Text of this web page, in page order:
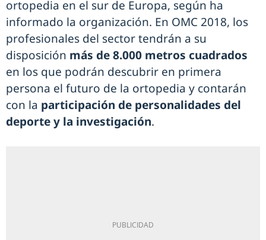
ortopedia en el sur de Europa, según ha
informado la organización. En OMC 2018, los
profesionales del sector tendrán a su
disposición más de 8.000 metros cuadrados
en los que podrán descubrir en primera
persona el futuro de la ortopedia y contarán
con la participación de personalidades del
deporte y la investigación.